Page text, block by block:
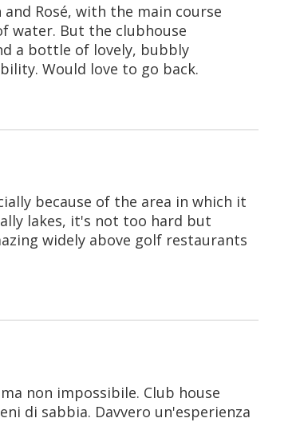
Rosé, with the main course
water. But the clubhouse
a bottle of lovely, bubbly
Would love to go back.
because of the area in which it
lakes, it's not too hard but
widely above golf restaurants
non impossibile. Club house
di sabbia. Davvero un'esperienza